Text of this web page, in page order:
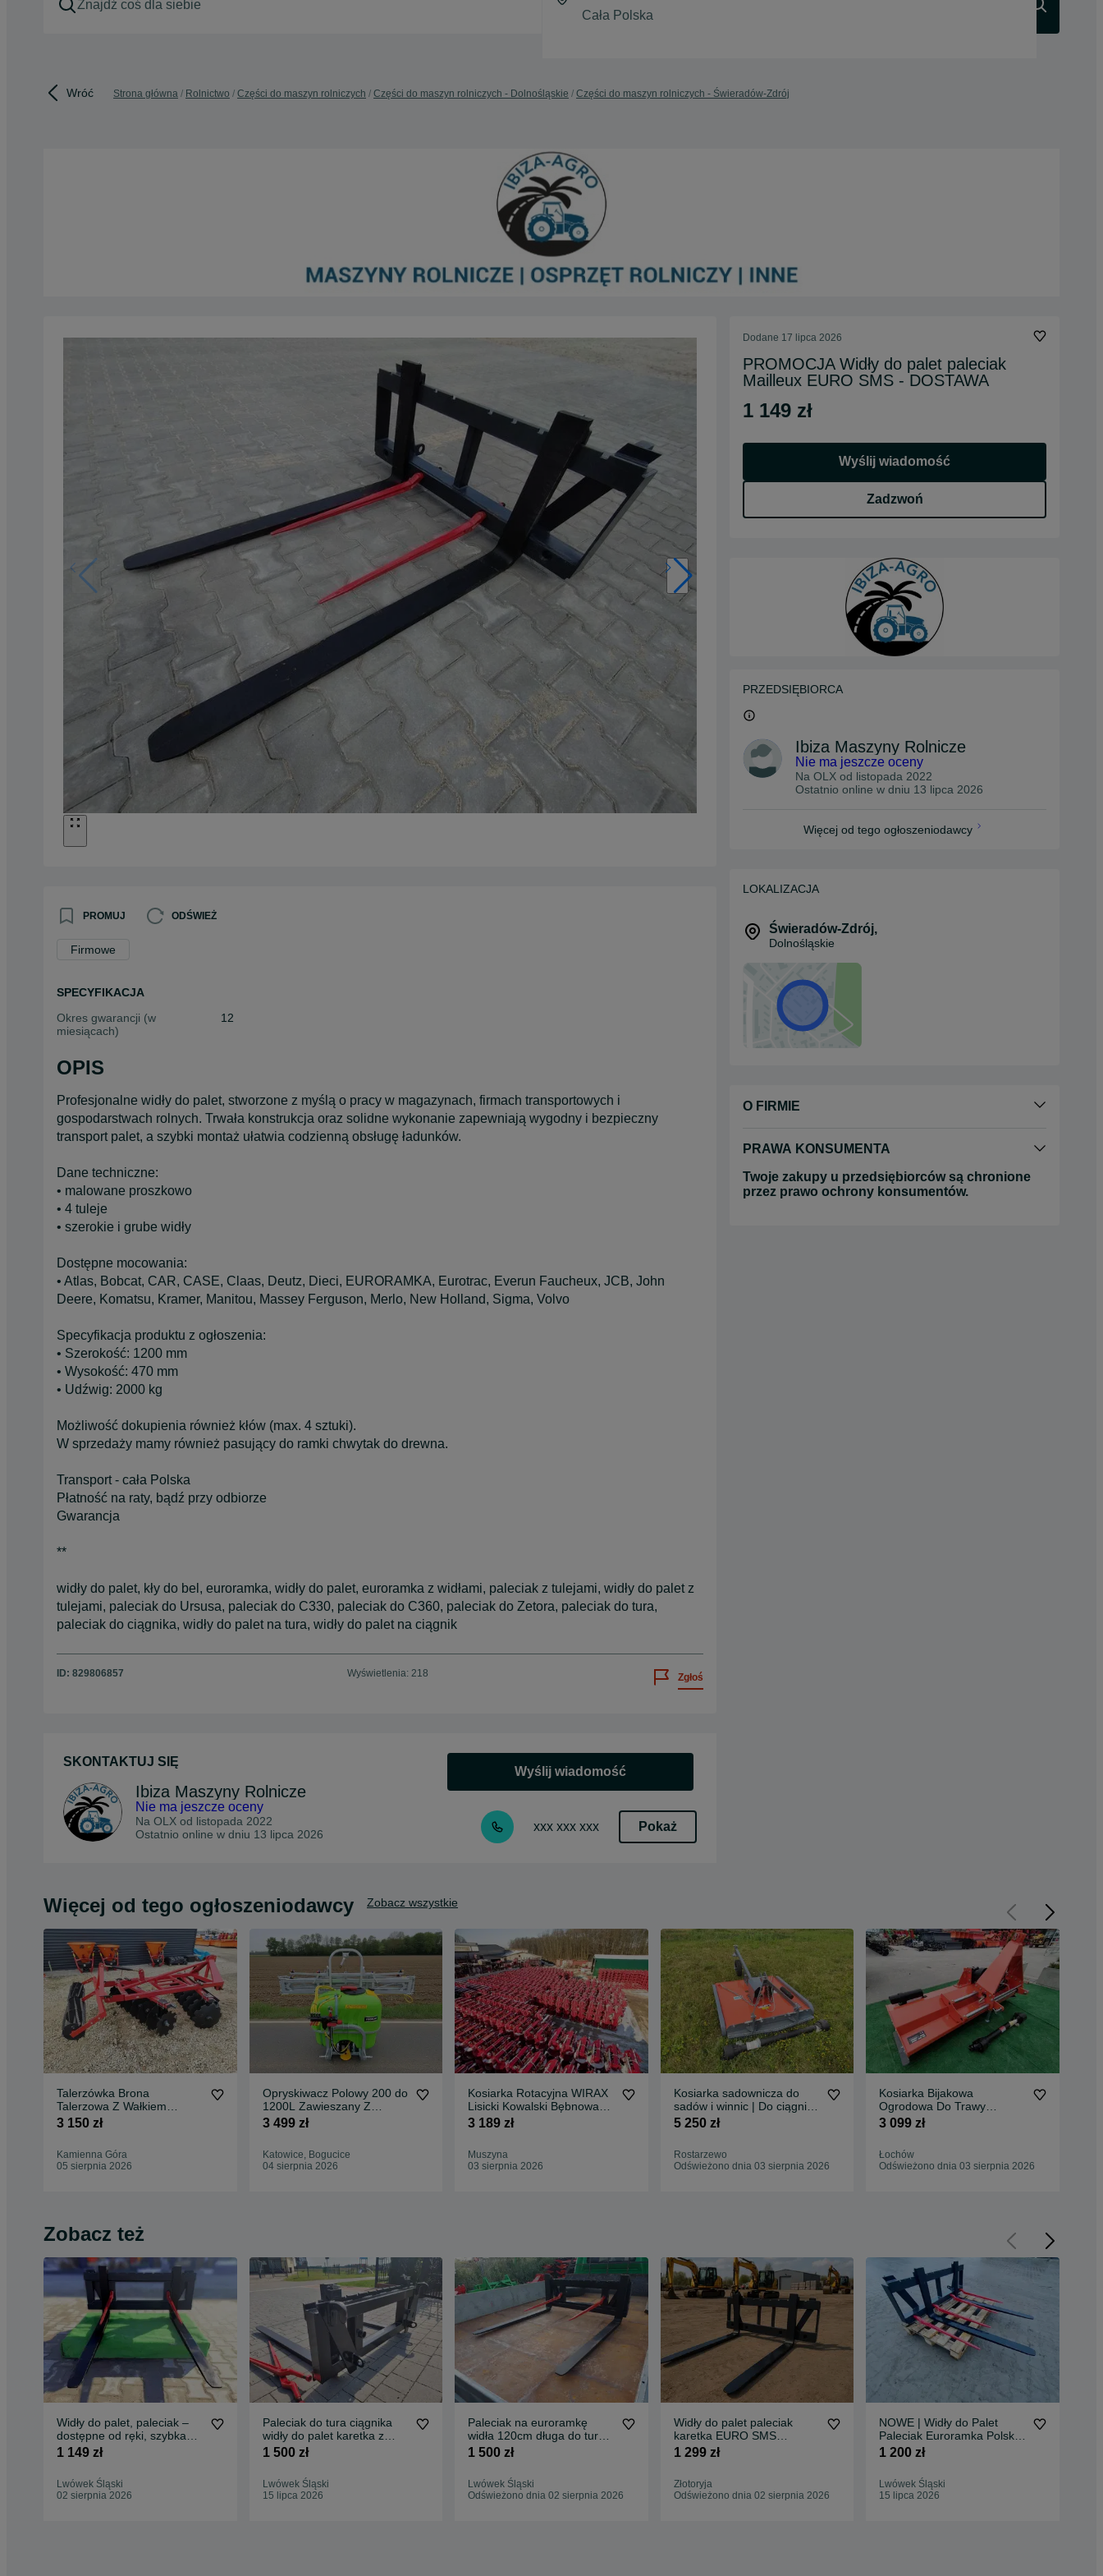
Wróć Strona główna Rolnictwo Części do maszyn rolniczych Części do maszyn rolniczych - Dolnośląskie Części do maszyn rolniczych - Świeradów-Zdrój
PROMUJ ODŚWIEŻ
Firmowe
SPECYFIKACJA
Okres gwarancji (w
miesiącach)
12
OPIS
Profesjonalne widły do palet, stworzone z myślą o pracy w magazynach, firmach transportowych i
gospodarstwach rolnych. Trwała konstrukcja oraz solidne wykonanie zapewniają wygodny i bezpieczny
transport palet, a szybki montaż ułatwia codzienną obsługę ładunków.
Dane techniczne:
• malowane proszkowo
• 4 tuleje
• szerokie i grube widły
Dostępne mocowania:
• Atlas, Bobcat, CAR, CASE, Claas, Deutz, Dieci, EURORAMKA, Eurotrac, Everun Faucheux, JCB, John
Deere, Komatsu, Kramer, Manitou, Massey Ferguson, Merlo, New Holland, Sigma, Volvo
Specyfikacja produktu z ogłoszenia:
• Szerokość: 1200 mm
• Wysokość: 470 mm
• Udźwig: 2000 kg
Możliwość dokupienia również kłów (max. 4 sztuki).
W sprzedaży mamy również pasujący do ramki chwytak do drewna.
Transport - cała Polska
Płatność na raty, bądź przy odbiorze
Gwarancja
**
widły do palet, kły do bel, euroramka, widły do palet, euroramka z widłami, paleciak z tulejami, widły do palet z
tulejami, paleciak do Ursusa, paleciak do C330, paleciak do C360, paleciak do Zetora, paleciak do tura,
paleciak do ciągnika, widły do palet na tura, widły do palet na ciągnik
ID: 829806857 Wyświetlenia: 218 Zgłoś
SKONTAKTUJ SIĘ
Ibiza Maszyny Rolnicze
Nie ma jeszcze oceny
Na OLX od listopada 2022
Ostatnio online w dniu 13 lipca 2026
Wyślij wiadomość
xxx xxx xxx Pokaż
Dodane 17 lipca 2026
PROMOCJA Widły do palet paleciak
Mailleux EURO SMS - DOSTAWA
1 149 zł
Wyślij wiadomość
Zadzwoń
PRZEDSIĘBIORCA
Ibiza Maszyny Rolnicze
Nie ma jeszcze oceny
Na OLX od listopada 2022
Ostatnio online w dniu 13 lipca 2026
Więcej od tego ogłoszeniodawcy
LOKALIZACJA
Świeradów-Zdrój,
Dolnośląskie
O FIRMIE
PRAWA KONSUMENTA
Twoje zakupy u przedsiębiorców są chronione
przez prawo ochrony konsumentów.
Więcej od tego ogłoszeniodawcy Zobacz wszystkie
Talerzówka Brona
Talerzowa Z Wałkiem
Strunowym Strumyk ALFA
3 150 zł
Kamienna Góra
05 sierpnia 2026
Opryskiwacz Polowy 200 do
1200L Zawieszany Z
Dostawą Cała Polska
3 499 zł
Katowice, Bogucice
04 sierpnia 2026
Kosiarka Rotacyjna WIRAX
Lisicki Kowalski Bębnowa
1,35m 1,65m 1,85m
3 189 zł
Muszyna
03 sierpnia 2026
Kosiarka sadownicza do
sadów i winnic | Do ciągnika
traktora | NOWA |
5 250 zł
Rostarzewo
Odświeżono dnia 03 sierpnia 2026
Kosiarka Bijakowa
Ogrodowa Do Trawy
Nieużytków 95 do 290 cm
3 099 zł
Łochów
Odświeżono dnia 03 sierpnia 2026
Zobacz też
Widły do palet, paleciak –
dostępne od ręki, szybka
dostawa, raty
1 149 zł
Lwówek Śląski
02 sierpnia 2026
Paleciak do tura ciągnika
widły do palet karetka z
tulejami widlak
1 500 zł
Lwówek Śląski
15 lipca 2026
Paleciak na euroramkę
widła 120cm długa do tura
ładowacza czołowego
1 500 zł
Lwówek Śląski
Odświeżono dnia 02 sierpnia 2026
Widły do palet paleciak
karetka EURO SMS
Mailleux JCB - DOSTAWA
1 299 zł
Złotoryja
Odświeżono dnia 02 sierpnia 2026
NOWE | Widły do Palet
Paleciak Euroramka Polska
Produkcja DOSTAWA RATY
1 200 zł
Lwówek Śląski
15 lipca 2026